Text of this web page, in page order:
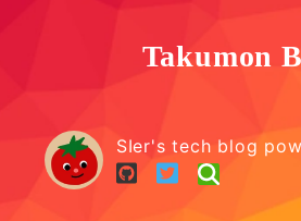
Takumon
SIer's tech blog